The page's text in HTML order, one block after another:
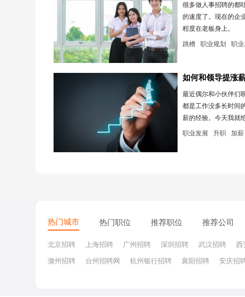
很多做人事招聘的都
的速度了。现在的企
程度在老板身上。
跳槽 职业规划 职
如何和领导提涨
最近偶尔和小伙伴们
都是工作没多长时间
薪的经验。今天我就
职业发展 升职 加薪
热门城市 热门职位 推荐职位 推荐公司
北京招聘 上海招聘 广州招聘 深圳招聘 武汉招聘 西
滁州招聘 台州招聘网 杭州银行招聘 襄阳招聘 安庆招